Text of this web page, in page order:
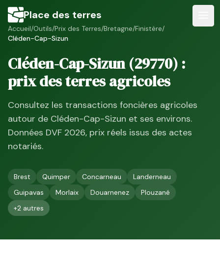
Place des terres
Accueil/Outils/Prix des Terres/Bretagne/Finistère/
Cléden-Cap-Sizun
Cléden-Cap-Sizun(29770) :
prix des terres agricoles
Consultez les transactions foncières agricoles
autour de Cléden-Cap-Sizun et ses environs.
Données DVF 2026, prix réels issus des actes
notariés.
Brest Quimper Concarneau
Landerneau
Guipavas
Morlaix Douarnenez
Plouzané
+2 autres